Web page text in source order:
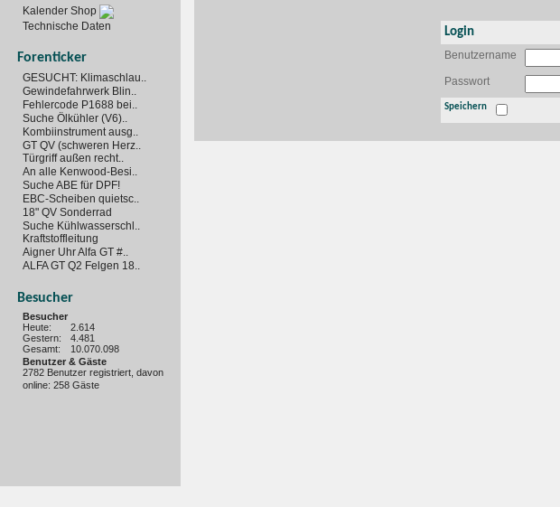
Kalender Shop
Technische Daten
Forenticker
GESUCHT: Klimaschlau..
Gewindefahrwerk Blin..
Fehlercode P1688 bei..
Suche Ölkühler (V6)..
Kombiinstrument ausg..
GT QV (schweren Herz..
Türgriff außen recht..
An alle Kenwood-Besi..
Suche ABE für DPF!
EBC-Scheiben quietsc..
18" QV Sonderrad
Suche Kühlwasserschl..
Kraftstoffleitung
Aigner Uhr Alfa GT #..
ALFA GT Q2 Felgen 18..
Besucher
Besucher
Heute:
2.614
Gestern:
4.481
Gesamt:
10.070.098
Benutzer & Gäste
2782 Benutzer registriert, davon
online: 258 Gäste
Login
Benutzername
Passwort
Speichern